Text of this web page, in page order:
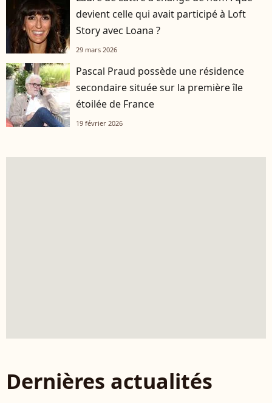
devient celle qui avait participé à Loft
Story avec Loana ?
29 mars 2026
Pascal Praud possède une résidence
secondaire située sur la première île
étoilée de France
19 février 2026
Dernières actualités